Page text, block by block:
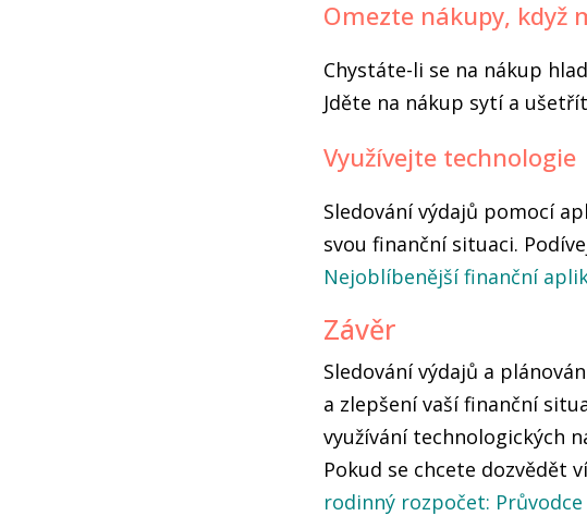
Omezte nákupy, když
Chystáte-li se na nákup
Jděte na nákup sytí a
Využívejte technologie
Sledování výdajů pomocí
svou finanční situaci.
Nejoblíbenější finanční
Závěr
Sledování výdajů a
a zlepšení vaší finanční
využívání technologických
Pokud se chcete dozvědět
rodinný rozpočet: